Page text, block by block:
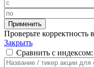
Проверьте корректность
Закрыть
Сравнить с